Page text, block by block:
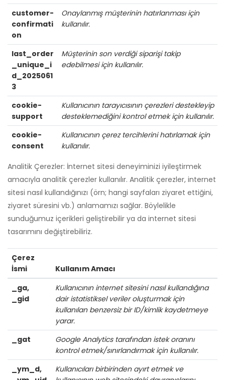
customer-
confirmati
on
Onaylanmış müşterinin hatırlanması için
kullanılır.
last_order
_unique_i
d_2025061
3
Müşterinin son verdiği siparişi takip
edebilmesi için kullanılır.
cookie-
support
Kullanıcının tarayıcısının çerezleri destekleyip
desteklemediğini kontrol etmek için kullanılır.
cookie-
consent
Kullanıcının çerez tercihlerini hatırlamak için
kullanılır.
Analitik Çerezler: İnternet sitesi deneyiminizi iyileştirmek
amacıyla analitik çerezler kullanılır. Analitik çerezler, internet
sitesi nasıl kullandığınızı (örn; hangi sayfaları ziyaret ettiğini,
ziyaret süresini vb.) anlamamızı sağlar. Böylelikle
sunduğumuz içerikleri geliştirebilir ya da internet sitesi
tasarımını değiştirebiliriz.
Çerez
İsmi
Kullanım Amacı
_ga,
_gid
Kullanıcının internet sitesini nasıl kullandığına
dair istatistiksel veriler oluşturmak için
kullanılan benzersiz bir ID/kimlik kaydetmeye
yarar.
_gat
Google Analytics tarafından istek oranını
kontrol etmek/sınırlandırmak için kullanılır.
_ym_d,
Kullanıcıları birbirinden ayırt etmek ve